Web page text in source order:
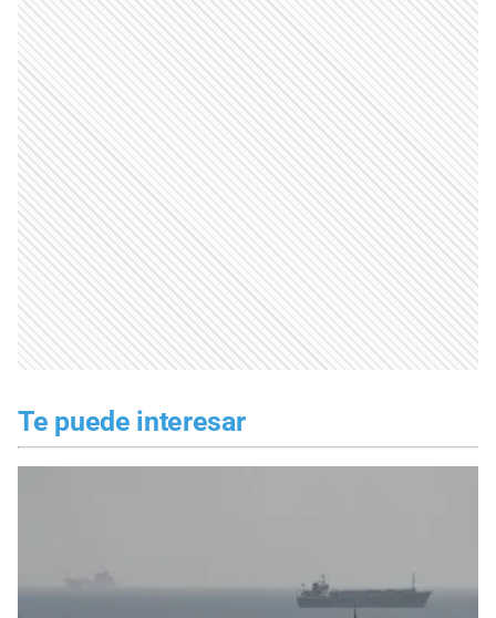
Te puede interesar